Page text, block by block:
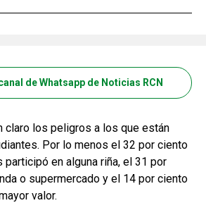
de Whatsapp de Noticias RCN
claro los peligros a los que están
Por lo menos el 32 por ciento
en alguna riña, el 31 por
o supermercado y el 14 por ciento
valor.